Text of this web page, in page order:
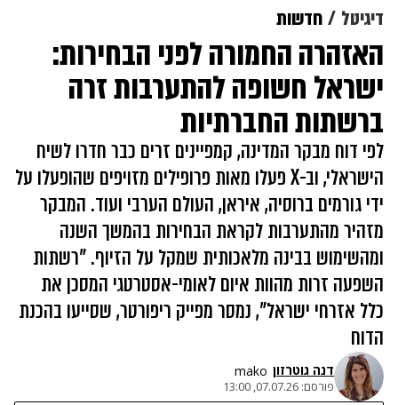
דיגיטל חדשות
האזהרה החמורה לפני הבחירות:
ישראל חשופה להתערבות זרה
ברשתות החברתיות
לפי דוח מבקר המדינה, קמפיינים זרים כבר חדרו לשיח
הישראלי, וב-X פעלו מאות פרופילים מזויפים שהופעלו על
ידי גורמים ברוסיה, איראן, העולם הערבי ועוד. המבקר
מזהיר מהתערבות לקראת הבחירות בהמשך השנה
ומהשימוש בבינה מלאכותית שמקל על הזיוף. "רשתות
השפעה זרות מהוות איום לאומי-אסטרטגי המסכן את
כלל אזרחי ישראל", נמסר מפייק ריפורטר, שסייעו בהכנת
הדוח
דנה גוטרזון mako
פורסם: 07.07.26, 13:00